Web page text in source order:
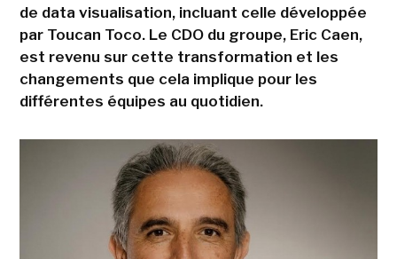
de data visualisation, incluant celle développée
par Toucan Toco. Le CDO du groupe, Eric Caen,
est revenu sur cette transformation et les
changements que cela implique pour les
différentes équipes au quotidien.